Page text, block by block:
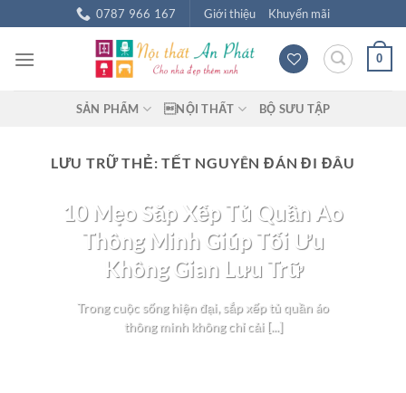
đến
nội
0787 966 167 Giới thiệu Khuyến mãi
0
SẢN PHẨM NỘI THẤT BỘ SƯU TẬP
LƯU TRỮ THẺ:TẾT NGUYÊN ĐÁN ĐI ĐÂU
10 Mẹo Sắp Xếp Tủ Quần Áo
Thông Minh Giúp Tối Ưu
Không Gian Lưu Trữ
Trong cuộc sống hiện đại, sắp xếp tủ quần áo
thông minh không chỉ cải [...]